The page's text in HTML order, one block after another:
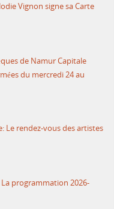
Vignon signe sa Carte
de Namur Capitale
du mercredi 24 au
Le rendez-vous des artistes
programmation 2026-